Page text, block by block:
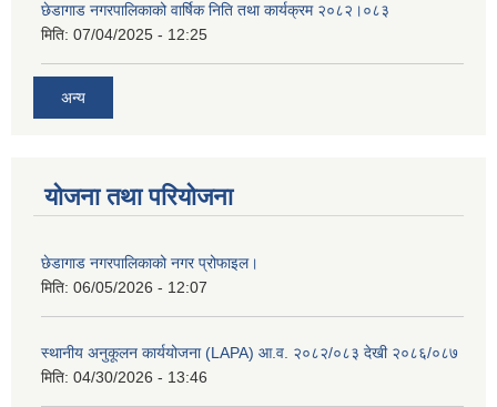
छेडागाड नगरपालिकाको वार्षिक निति तथा कार्यक्रम २०८२।०८३
मिति: 07/04/2025 - 12:25
अन्य
योजना तथा परियोजना
छेडागाड नगरपालिकाको नगर प्रोफाइल।
मिति: 06/05/2026 - 12:07
स्थानीय अनुकूलन कार्ययोजना (LAPA) आ.व. २०८२/०८३ देखी २०८६/०८७
मिति: 04/30/2026 - 13:46